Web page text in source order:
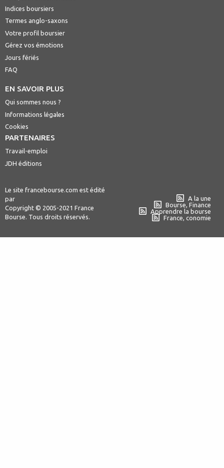
Indices boursiers
Termes anglo-saxons
Votre profil boursier
Gérez vos émotions
Jours fériés
FAQ
EN SAVOIR PLUS
Qui sommes nous ?
Informations légales
Cookies
PARTENAIRES
Travail-emploi
JDH éditions
Le site francebourse.com est édité
par
Copyright © 2005-2021 France
Bourse. Tous droits réservés.
A la une
Bourse, Finance
Apprendre la bourse
France, conomie